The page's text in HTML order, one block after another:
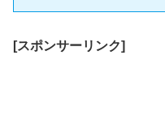
[スポンサーリンク]